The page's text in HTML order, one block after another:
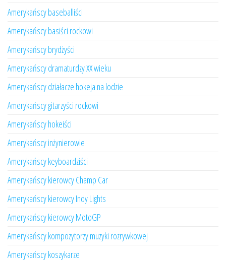
Amerykańscy baseballiści
Amerykańscy basiści rockowi
Amerykańscy brydżyści
Amerykańscy dramaturdzy XX wieku
Amerykańscy działacze hokeja na lodzie
Amerykańscy gitarzyści rockowi
Amerykańscy hokeiści
Amerykańscy inżynierowie
Amerykańscy keyboardziści
Amerykańscy kierowcy Champ Car
Amerykańscy kierowcy Indy Lights
Amerykańscy kierowcy MotoGP
Amerykańscy kompozytorzy muzyki rozrywkowej
Amerykańscy koszykarze